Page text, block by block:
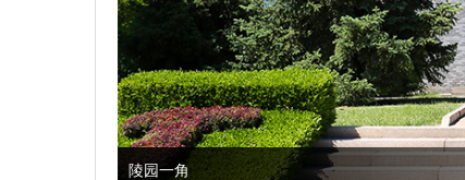
陵园一角